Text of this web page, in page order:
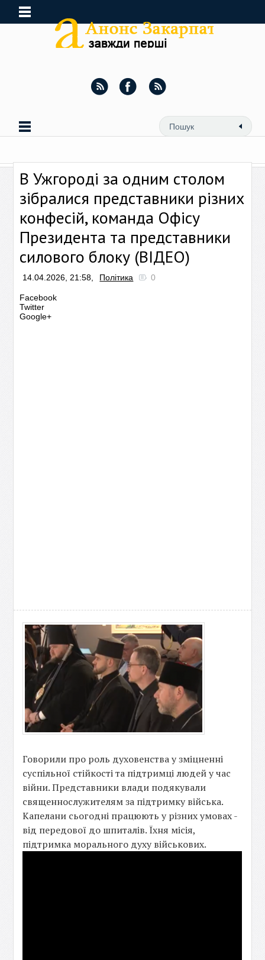
В Ужгороді за одним столом
зібралися представники різних
конфесій, команда Офісу
Президента та представники
силового блоку (ВІДЕО)
14.04.2026, 21:58, Політика 0
Facebook
Twitter
Google+
Говорили про роль духовенства у зміцненні
суспільної стійкості та підтримці людей у час
війни. Представники влади подякували
священнослужителям за підтримку війська.
Капелани сьогодні працюють у різних умовах -
від передової до шпиталів. Їхня місія,
підтримка морального духу військових.